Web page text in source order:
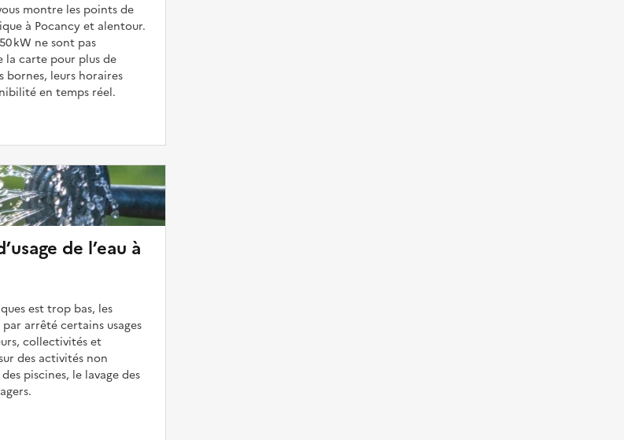
montre les points de
à Pocancy et alentour.
kW ne sont pas
la carte pour plus de
bornes, leurs horaires
en temps réel.
de l’eau à
est trop bas, les
arrêté certains usages
collectivités et
des activités non
piscines, le lavage des